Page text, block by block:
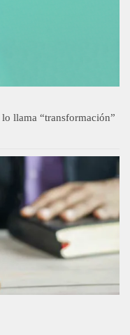
llama “transformación”